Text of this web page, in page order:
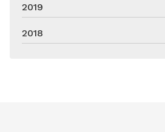
2019
2018